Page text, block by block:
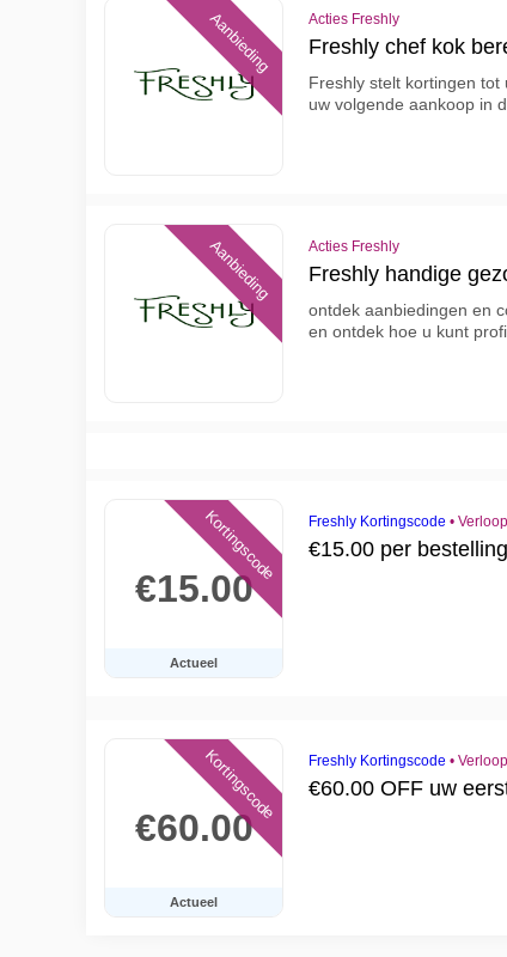
Aanbieding Acties Freshly
Freshly chef kok
Freshly stelt kortingen
uw volgende aankoop in
Aanbieding Acties Freshly
Freshly handige
ontdek aanbiedingen en
en ontdek hoe u kunt
€15.00
Actueel
Kortingscode Freshly Kortingscode •
€15.00 per
€60.00
Actueel
Kortingscode Freshly Kortingscode •
€60.00 OFF uw